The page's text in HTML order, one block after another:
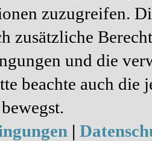
zuzugreifen.
zusätzliche
und die
beachte auch
|